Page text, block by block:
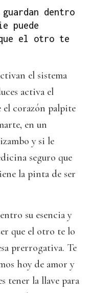
dentro
puede
el otro te
el sistema
activa el
el corazón palpite
en un
y si le
seguro que
la pinta de ser
su esencia y
que el otro te lo
prerrogativa. Te
hoy de amor y
tener la llave para